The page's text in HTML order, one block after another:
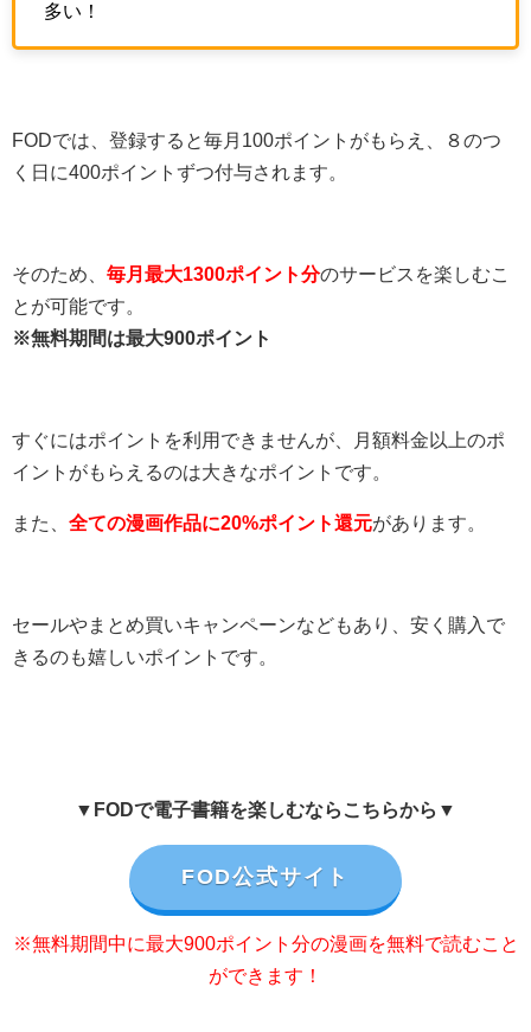
多い！
FODでは、登録すると毎月100ポイントがもらえ、８のつ
く日に400ポイントずつ付与されます。
そのため、 毎月最大1300ポイント分のサービスを楽しむこ
とが可能です。
※無料期間は最大900ポイント
すぐにはポイントを利用できませんが、月額料金以上のポ
イントがもらえるのは大きなポイントです。
また、 全ての漫画作品に20%ポイント還元があります。
セールやまとめ買いキャンペーンなどもあり、安く購入で
きるのも嬉しいポイントです。
▼FODで電子書籍を楽しむならこちらから▼
FOD公式サイト
※無料期間中に最大900ポイント分の漫画を無料で読むこと
ができます！